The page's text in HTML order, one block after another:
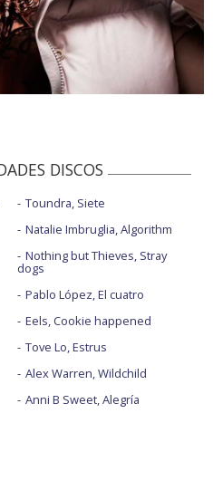
DISCOS
Toundra, Siete
Natalie Imbruglia, Algorithm
Nothing but Thieves, Stray
dogs
Pablo López, El cuatro
Eels, Cookie happened
Tove Lo, Estrus
Alex Warren, Wildchild
Anni B Sweet, Alegría